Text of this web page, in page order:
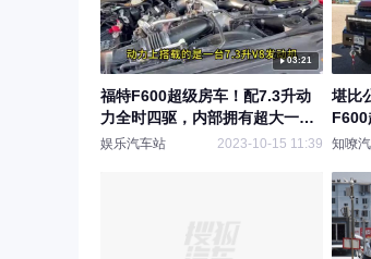
03:21
福特F600超级房车！配7.3升动
力全时四驱，内部拥有超大一室
一厅
娱乐汽车站 2023-10-15 11:39
堪比
F600
房咱
知嘹